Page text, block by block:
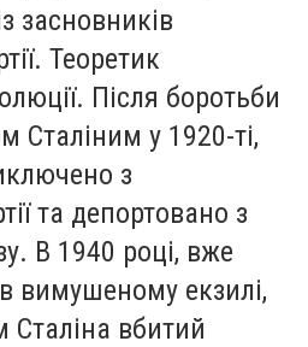
засновників
Теоретик
Після боротьби
Сталіним у 1920-ті,
з
та депортовано з
В 1940 році, вже
вимушеному екзилі,
Сталіна вбитий